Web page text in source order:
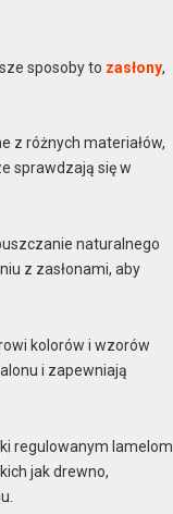
sposoby to zasłony,
z różnych materiałów,
sprawdzają się w
naturalnego
z zasłonami, aby
kolorów i wzorów
i zapewniają
regulowanym lamelom
jak drewno,